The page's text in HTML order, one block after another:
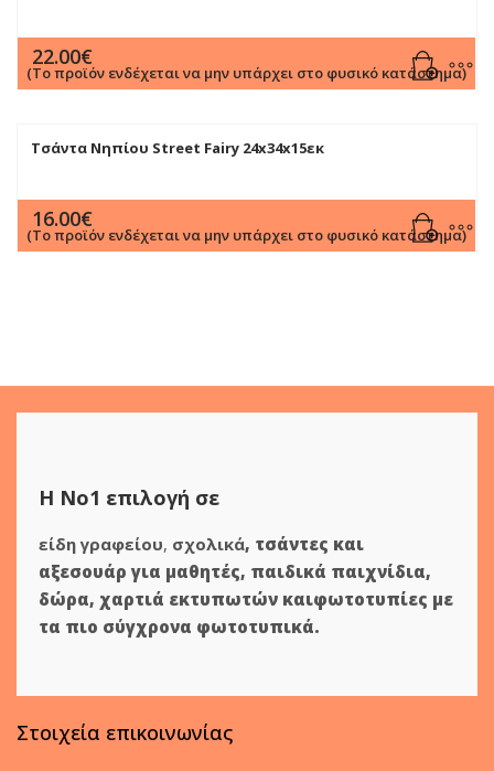
22.00€
(Το προϊόν ενδέχεται να μην υπάρχει στο φυσικό κατάστημα)
Τσάντα Νηπίου Street Fairy 24x34x15εκ
16.00€
(Το προϊόν ενδέχεται να μην υπάρχει στο φυσικό κατάστημα)
Η Νο1 επιλογή σε
είδη γραφείου, σχολικά, τσάντες και
αξεσουάρ για μαθητές, παιδικά παιχνίδια,
δώρα, χαρτιά εκτυπωτών καιφωτοτυπίες με
τα πιο σύγχρονα φωτοτυπικά.
Στοιχεία επικοινωνίας